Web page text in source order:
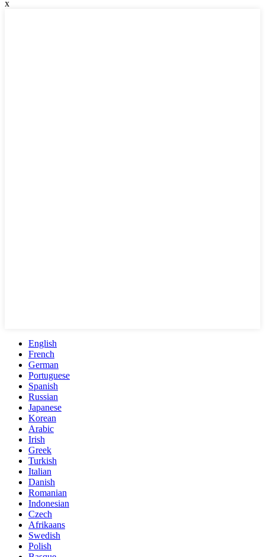
x
English
French
German
Portuguese
Spanish
Russian
Japanese
Korean
Arabic
Irish
Greek
Turkish
Italian
Danish
Romanian
Indonesian
Czech
Afrikaans
Swedish
Polish